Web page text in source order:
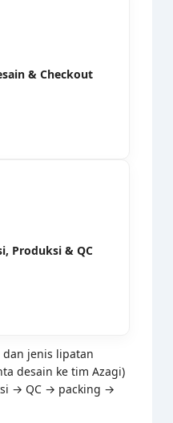
& Checkout
Produksi & QC
jenis lipatan
desain ke tim Azagi)
→ QC → packing →